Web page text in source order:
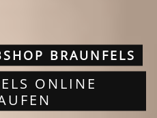
BRAUNFELS
ONLINE